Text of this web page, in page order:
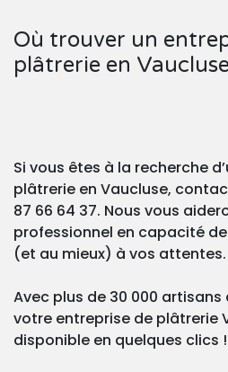
Où trouver un
plâtrerie en
Si vous êtes à la recherche
plâtrerie en Vaucluse,
87 66 64 37. Nous vous
professionnel en capacité
(et au mieux) à vos attentes.
Avec plus de 30 000 artisans
votre entreprise de plâtrerie
disponible en quelques clics !